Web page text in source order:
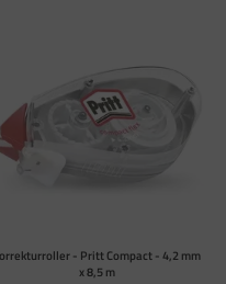
- Pritt Compact - 4,2 mm
x 8,5 m